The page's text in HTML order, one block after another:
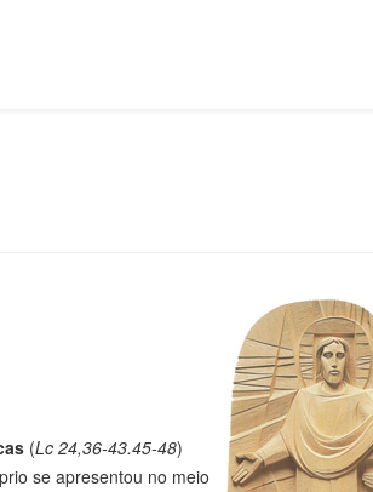
(Lc 24,36-43.45-48)
se apresentou no meio